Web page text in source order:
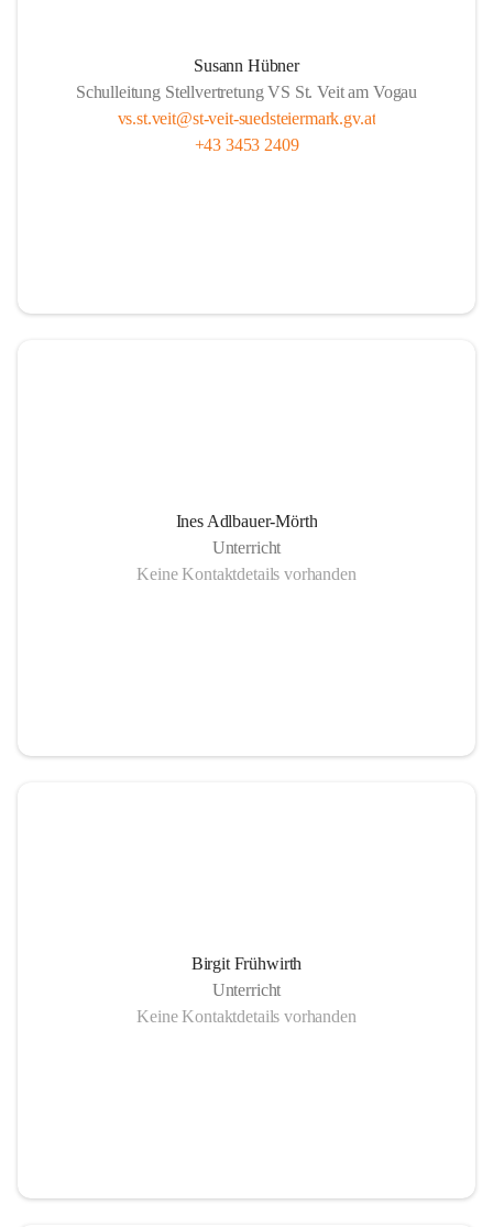
Susann Hübner
Schulleitung Stellvertretung VS St. Veit am Vogau
vs.st.veit@st-veit-suedsteiermark.gv.at
+43 3453 2409
Ines Adlbauer-Mörth
Unterricht
Keine Kontaktdetails vorhanden
Birgit Frühwirth
Unterricht
Keine Kontaktdetails vorhanden